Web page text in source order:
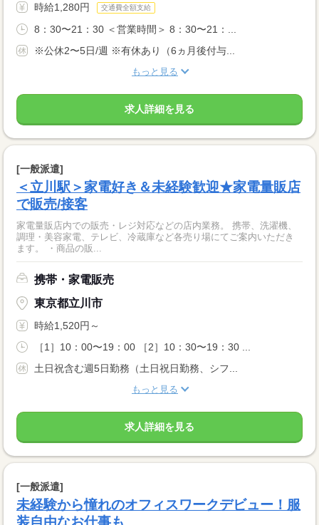
時給1,280円 交通費全額支給
8：30〜21：30 ＜営業時間＞ 8：30〜21：...
※公休2〜5日/週 ※有休あり（6ヵ月後付与...
もっと見る
求人詳細を見る
[一般派遣]
＜立川駅＞家電好き＆未経験歓迎★家電量販店
で販売/接客
家電量販店内での販売・レジ対応などの店内業務。 携帯、洗濯機、
調理・美容家電、テレビ、冷蔵庫など各売り場にてご案内いただき
ます。 ・商品の販...
携帯・家電販売
東京都立川市
時給1,520円～
［1］10：00〜19：00 ［2］10：30〜19：30 ...
土日祝含む週5日勤務（土日祝日勤務、シフ...
もっと見る
求人詳細を見る
[一般派遣]
未経験から憧れのオフィスワークデビュー！服
装自由なお仕事も